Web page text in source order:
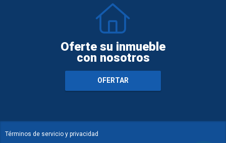
Oferte su inmueble
con nosotros
OFERTAR
Términos de servicio y privacidad